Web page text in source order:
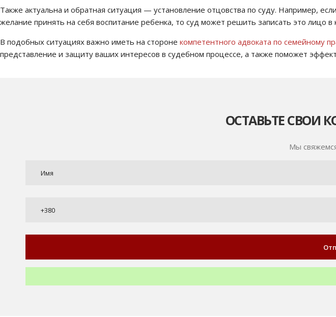
Также актуальна и обратная ситуация — установление отцовства по суду. Например,
желание принять на себя воспитание ребенка, то суд может решить записать это лицо в
В подобных ситуациях важно иметь на стороне компетентного адвоката по семейному
представление и защиту ваших интересов в судебном процессе, а также поможет
ОСТАВЬТЕ СВОИ
Мы